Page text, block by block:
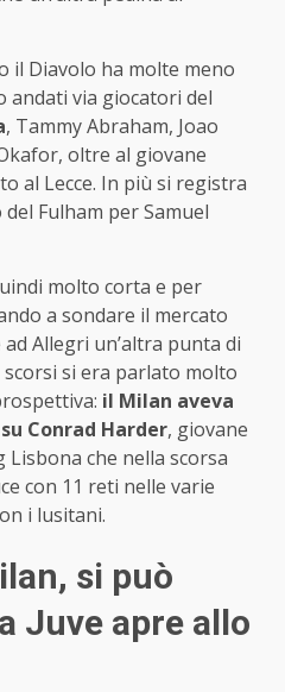
il Diavolo ha molte meno
andati via giocatori del
, Tammy Abraham, Joao
oltre al giovane
al Lecce. In più si registra
Fulham per Samuel
molto corta e per
a sondare il mercato
Allegri un’altra punta di
si era parlato molto
il Milan aveva
Conrad Harder, giovane
che nella scorsa
con 11 reti nelle varie
i lusitani.
si può
Juve apre allo